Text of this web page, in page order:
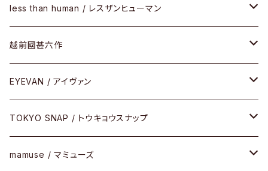
SUNSHIFT
ケア用品
サングラス
Frogskins(フロッグスキン )
Latch(ラッチ)
その他
修理
小物
メガネフレーム
サングラス
その他
less than human / レスザンヒューマン
メガネフレーム
サングラス
その他
越前國甚六作
セルフレーム
メタルフレーム
コンビフレーム
EYEVAN / アイヴァン
メガネ
サングラス
TOKYO SNAP / トウキョウスナップ
セルフレーム
mamuse / マミューズ